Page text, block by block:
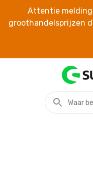
Attentie
groothandelsprijzen